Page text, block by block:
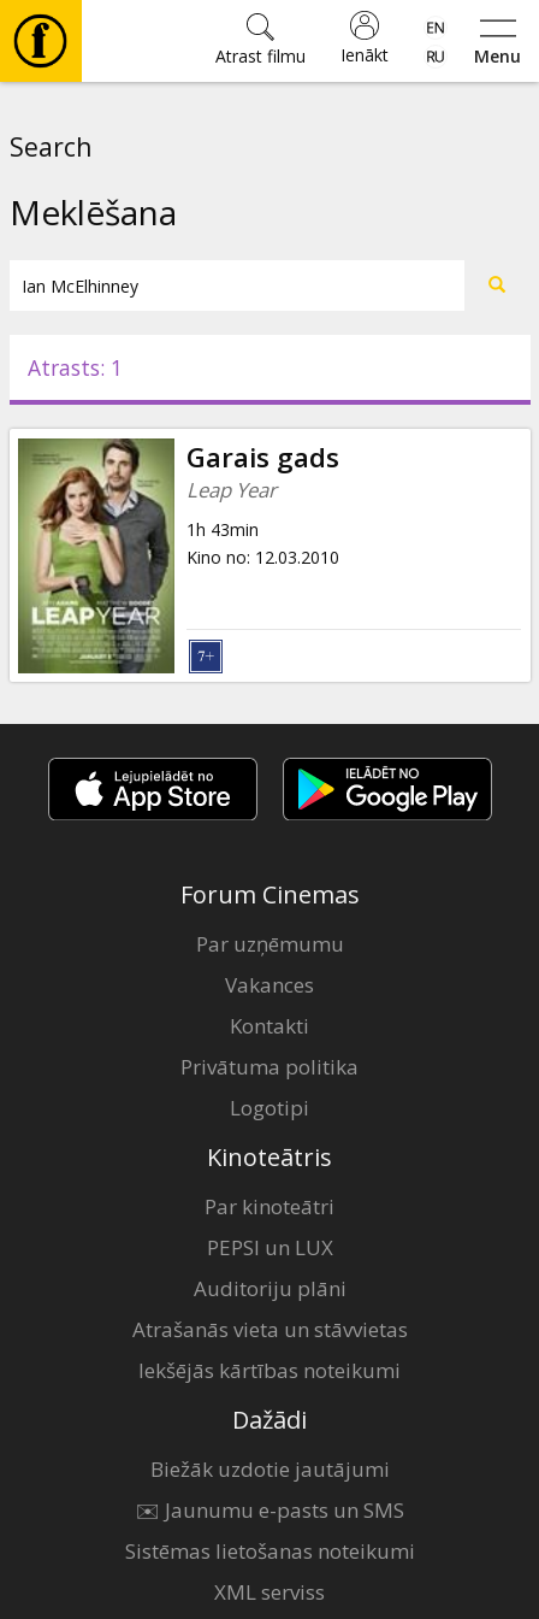
Menu
Ienākt
Atrast filmu
Pasākumi
Ziņas
Dāvanu
kartes
Uzkodas
B2B
Kino
Klubs
Search
Meklēšana
Atrasts: 1
Garais gads
Leap Year
1h 43min
Kino no: 12.03.2010
Forum Cinemas
Par uzņēmumu
Vakances
Kontakti
Privātuma politika
Logotipi
Kinoteātris
Par kinoteātri
PEPSI un LUX
Auditoriju plāni
Atrašanās vieta un stāvvietas
Iekšējās kārtības noteikumi
Dažādi
Biežāk uzdotie jautājumi
✉️ Jaunumu e-pasts un SMS
Sistēmas lietošanas noteikumi
XML serviss